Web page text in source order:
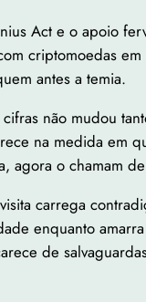
Act e o apoio
criptomoedas
antes a temia.
não mudou
na medida em
agora o chamam
carrega
enquanto
de